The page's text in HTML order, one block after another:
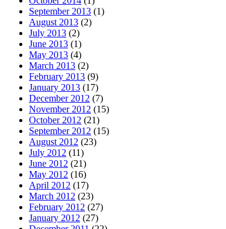
September 2013 (1)
August 2013 (2)
July 2013 (2)
June 2013 (1)
May 2013 (4)
March 2013 (2)
February 2013 (9)
January 2013 (17)
December 2012 (7)
November 2012 (15)
October 2012 (21)
September 2012 (15)
August 2012 (23)
July 2012 (11)
June 2012 (21)
May 2012 (16)
April 2012 (17)
March 2012 (23)
February 2012 (27)
January 2012 (27)